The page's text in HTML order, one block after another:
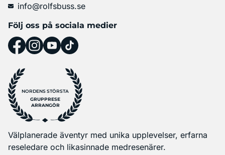
info@rolfsbuss.se
Följ oss på sociala medier
NORDENS STÖRSTA
GRUPPRESE
ARRANGÖR
Välplanerade äventyr med unika upplevelser, erfarna
reseledare och likasinnade medresenärer.